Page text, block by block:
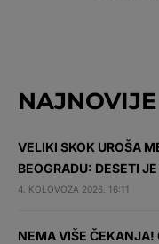
NAJNOVIJE
VELIKI SKOK UROŠA
BEOGRADU: DESETI
4. KOLOVOZA 2026. 16:11
NEMA VIŠE ČEKANJA!